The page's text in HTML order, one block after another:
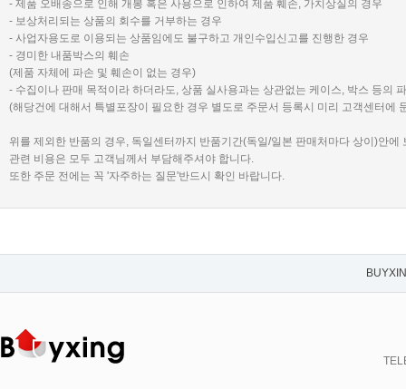
- 제품 오배송으로 인해 개봉 혹은 사용으로 인하여 제품 훼손, 가치상실의 경우
- 보상처리되는 상품의 회수를 거부하는 경우
- 사업자용도로 이용되는 상품임에도 불구하고 개인수입신고를 진행한 경우
- 경미한 내품박스의 훼손
(제품 자체에 파손 및 훼손이 없는 경우)
- 수집이나 판매 목적이라 하더라도, 상품 실사용과는 상관없는 케이스, 박스 등의
(해당건에 대해서 특별포장이 필요한 경우 별도로 주문서 등록시 미리 고객센터에
위를 제외한 반품의 경우, 독일센터까지 반품기간(독일/일본 판매처마다 상이)안에
관련 비용은 모두 고객님께서 부담해주셔야 합니다.
또한 주문 전에는 꼭 '자주하는 질문'반드시 확인 바랍니다.